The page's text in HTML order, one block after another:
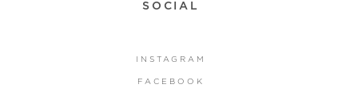
SOCIAL
INSTAGRAM
FACEBOOK